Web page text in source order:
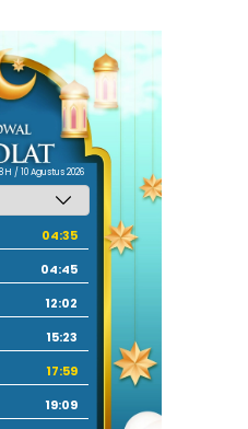
H / 10 Agustus 2026
04:35
04:45
12:02
15:23
17:59
19:09